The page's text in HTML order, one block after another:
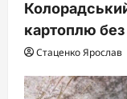
картоплю без
Стаценко Ярослав